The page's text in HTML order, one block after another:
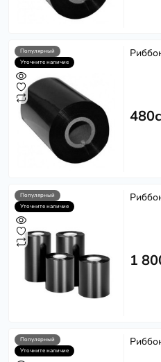
Популярный
Уточните наличие
Популярный
Уточните наличие
1
Популярный
Уточните наличие